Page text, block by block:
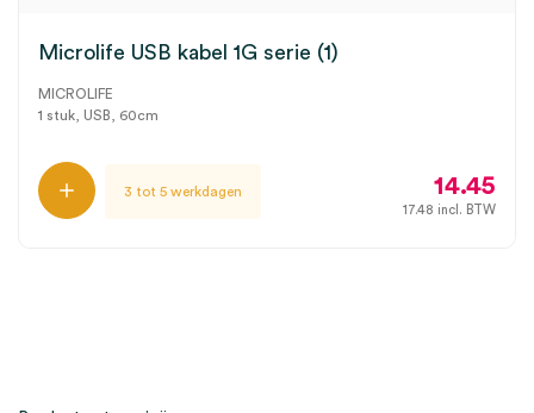
Microlife USB kabel 1G serie (1)
MICROLIFE
1 stuk, USB, 60cm
3 tot 5 werkdagen 14.45
17.48 incl. BTW